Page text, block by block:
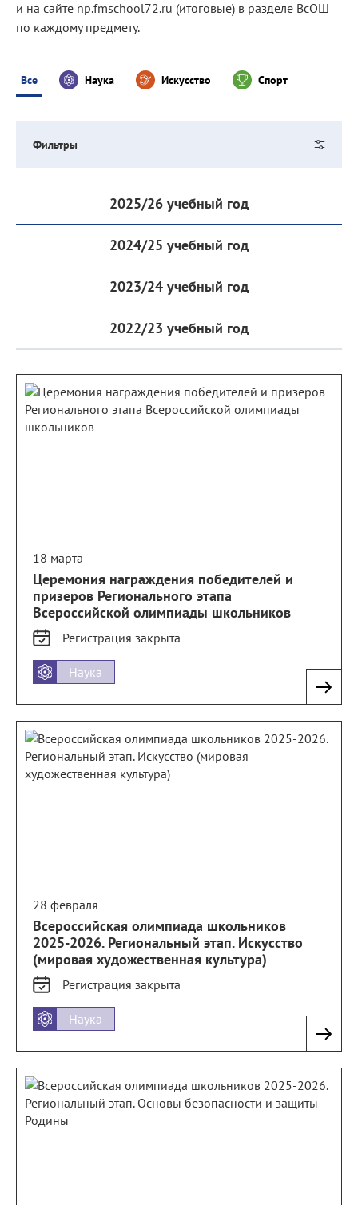
и на сайте np.fmschool72.ru (итоговые) в разделе ВсОШ
по каждому предмету.
Все Наука Искусство Спорт
Фильтры
2025/26 учебный год
2024/25 учебный год
2023/24 учебный год
2022/23 учебный год
18 марта
Церемония награждения победителей и
призеров Регионального этапа
Всероссийской олимпиады школьников
Регистрация закрыта
Наука
28 февраля
Всероссийская олимпиада школьников
2025-2026. Региональный этап. Искусство
(мировая художественная культура)
Регистрация закрыта
Наука